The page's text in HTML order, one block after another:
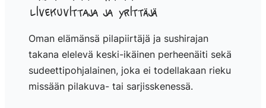
Livekuvittaja ja yrittäjä
Oman elämänsä pilapiirtäjä ja sushirajan
takana elelevä keski-ikäinen perheenäiti sekä
sudeettipohjalainen, joka ei todellakaan rieku
missään pilakuva- tai sarjisskenessä.